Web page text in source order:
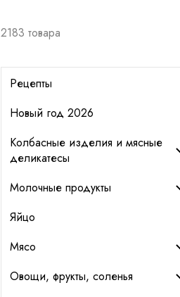
2183 товара
Рецепты
Новый год 2026
Колбасные изделия и мясные
деликатесы
Молочные продукты
Яйцо
Мясо
Овощи, фрукты, соленья